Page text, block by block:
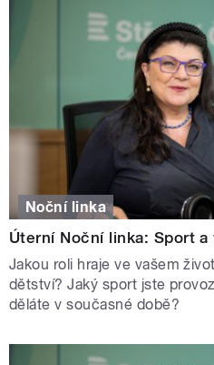
Noční linka
Úterní Noční linka: Sport a
Jakou roli hraje ve vašem
dětství? Jaký sport jste
děláte v současné době?